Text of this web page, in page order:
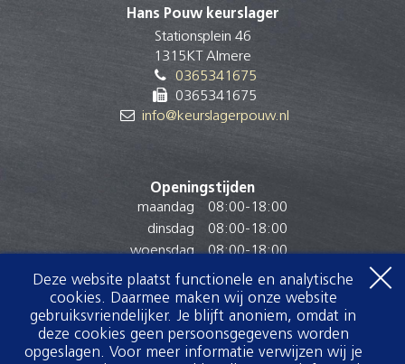
Hans Pouw keurslager
Stationsplein 46
1315KT Almere
0365341675
0365341675
info@keurslagerpouw.nl
Openingstijden
maandag
08:00-18:00
dinsdag
08:00-18:00
woensdag
08:00-18:00
donderdag
08:00
vrijdag
08:00 -18:00
zaterdag
08:00-16:30
zondag
Gesloten
Deze website plaatst functionele en analytische
cookies. Daarmee maken wij onze website
gebruiksvriendelijker. Je blijft anoniem, omdat in
deze cookies geen persoonsgegevens worden
opgeslagen. Voor meer informatie verwijzen wij je